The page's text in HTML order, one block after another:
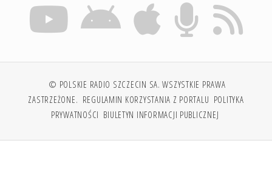
© POLSKIE RADIO SZCZECIN SA. WSZYSTKIE PRAWA
ZASTRZEŻONE. REGULAMIN KORZYSTANIA Z PORTALU POLITYKA
PRYWATNOŚCI BIULETYN INFORMACJI PUBLICZNEJ